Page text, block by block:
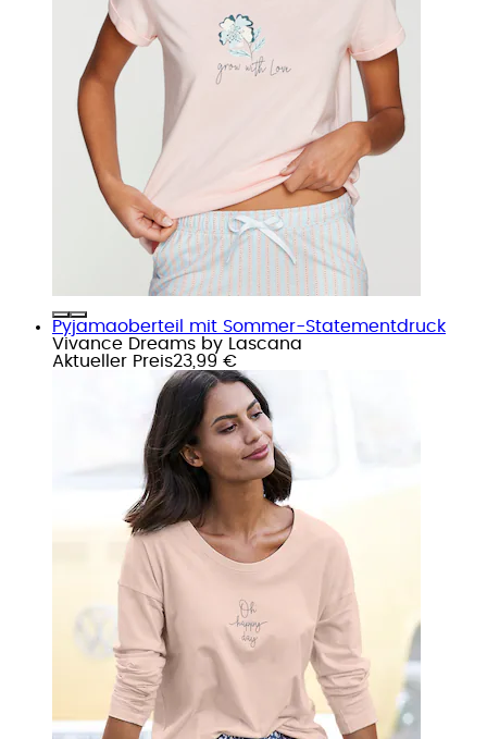
Pyjamaoberteil mit Sommer-Statementdruck
Vivance Dreams by Lascana
Aktueller Preis23,99 €